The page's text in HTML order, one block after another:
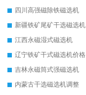
四川高强磁除铁磁选机
新疆铁矿尾矿干选磁选机
江西永磁湿式磁选机
辽宁铁矿干式磁选机价格
吉林永磁筒式强磁选机
内蒙古干选磁选机调整